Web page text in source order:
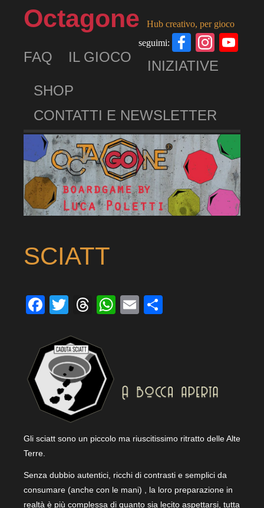
Octagone
Hub creativo, per gioco
seguimi:
Facebook
FAQ IL GIOCO
INIZIATIVE
SHOP
CONTATTI E NEWSLETTER
SCIATT
Facebook
TwitterThreads
WhatsApp
Email
Gli sciatt sono un piccolo ma riuscitissimo ritratto delle Alte
Terre.
Senza dubbio autentici, ricchi di contrasti e semplici da
consumare (anche con le mani) , la loro preparazione in
realtà è più complessa di quanto sia lecito aspettarsi, tutta